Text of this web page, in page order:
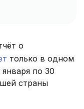
о
только в одном
по 30
страны